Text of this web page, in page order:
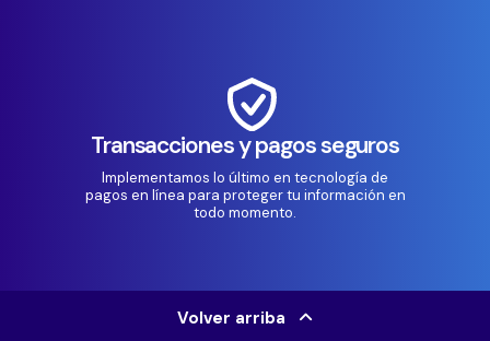
Transacciones y pagos seguros
Implementamos lo último en tecnología de
pagos en línea para proteger tu información en
todo momento.
Volver arriba